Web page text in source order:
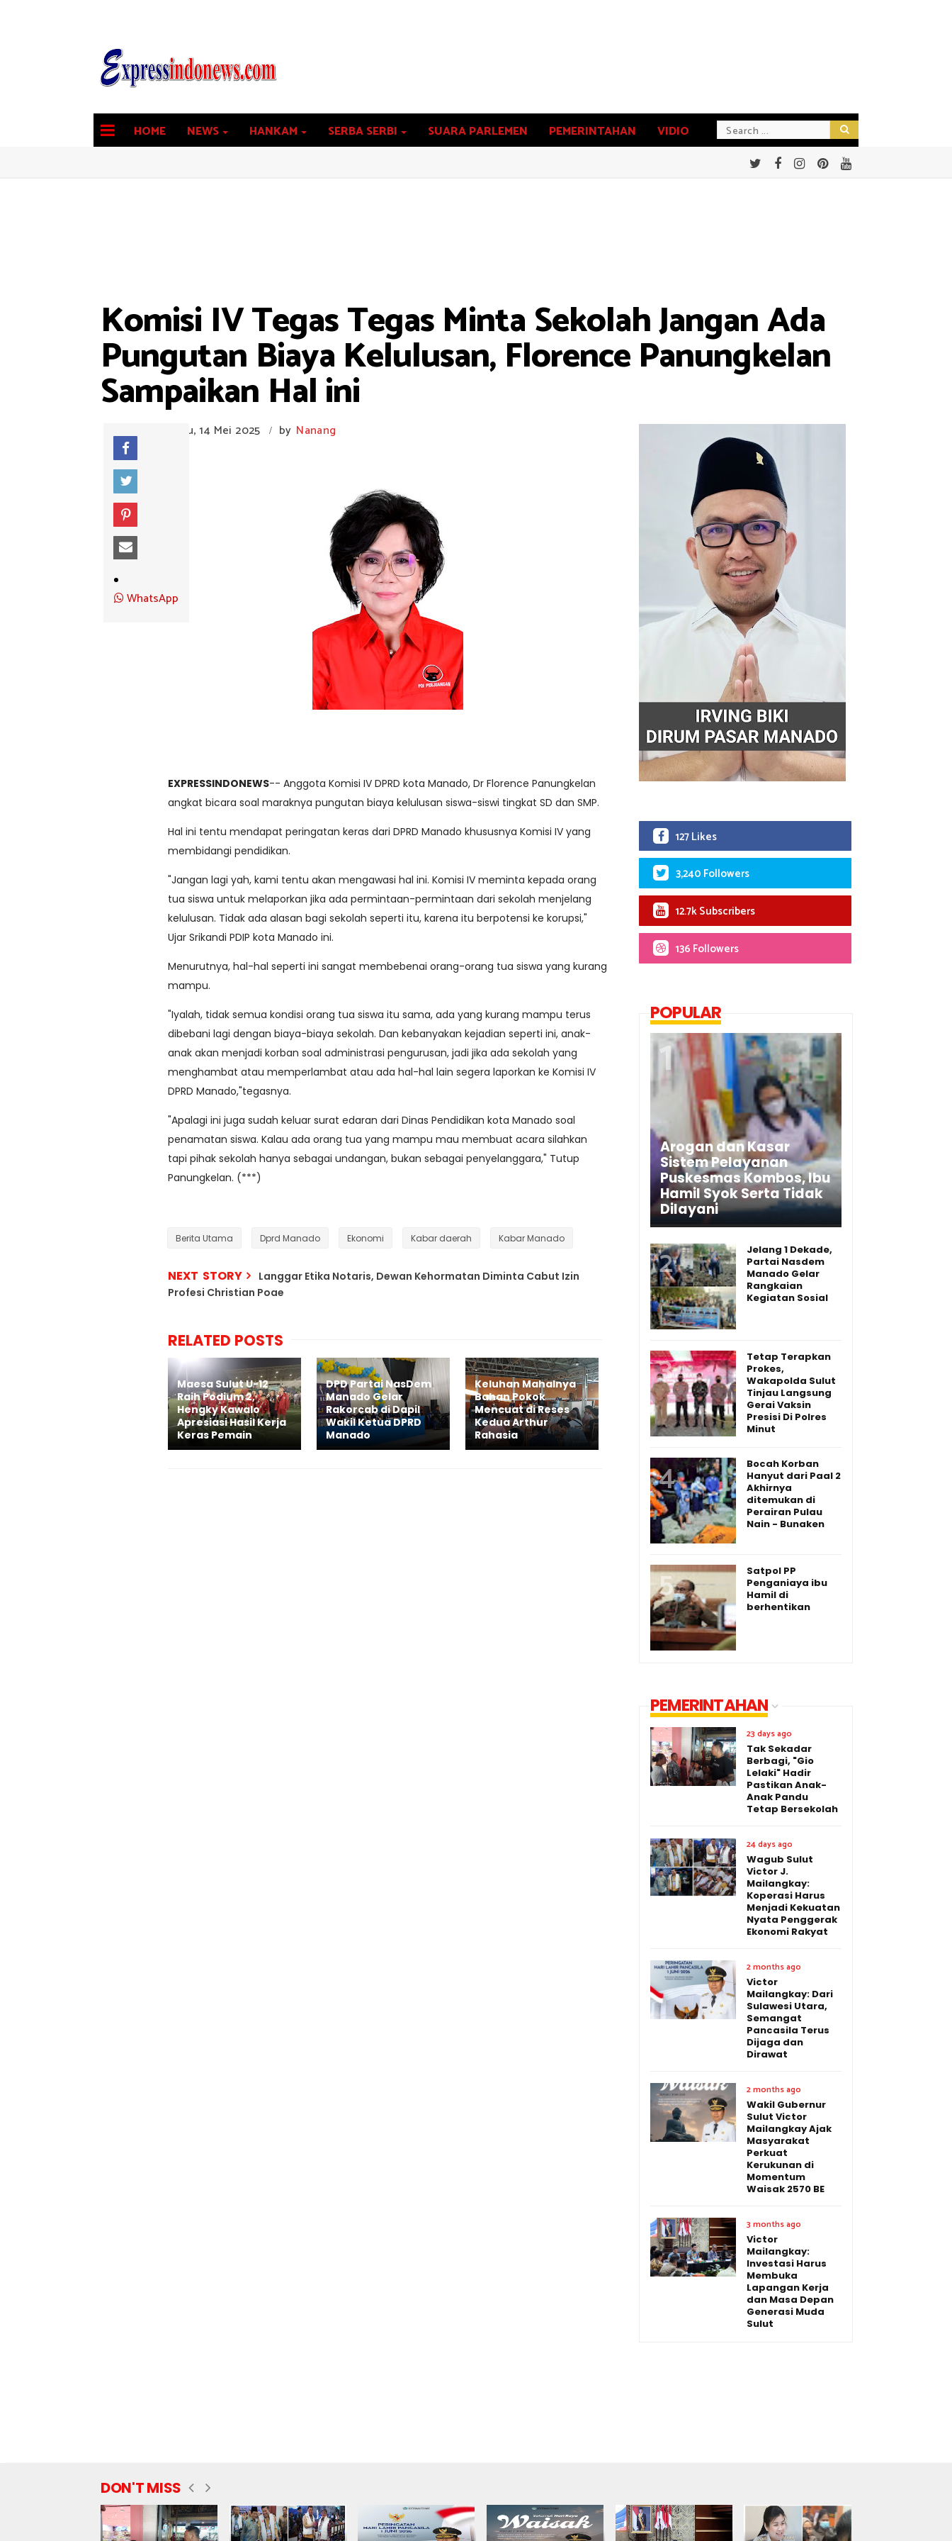
HOME NEWS HANKAM SERBA SERBI SUARA PARLEMEN PEMERINTAHAN VIDIO
Komisi IV Tegas Tegas Minta Sekolah Jangan Ada
Pungutan Biaya Kelulusan, Florence Panungkelan
Sampaikan Hal ini
Rabu, 14 Mei 2025 / by Nanang
WhatsApp
EXPRESSINDONEWS-- Anggota Komisi IV DPRD kota Manado, Dr Florence Panungkelan
angkat bicara soal maraknya pungutan biaya kelulusan siswa-siswi tingkat SD dan SMP.
Hal ini tentu mendapat peringatan keras dari DPRD Manado khususnya Komisi IV yang
membidangi pendidikan.
"Jangan lagi yah, kami tentu akan mengawasi hal ini. Komisi IV meminta kepada orang
tua siswa untuk melaporkan jika ada permintaan-permintaan dari sekolah menjelang
kelulusan. Tidak ada alasan bagi sekolah seperti itu, karena itu berpotensi ke korupsi,"
Ujar Srikandi PDIP kota Manado ini.
Menurutnya, hal-hal seperti ini sangat membebenai orang-orang tua siswa yang kurang
mampu.
"Iyalah, tidak semua kondisi orang tua siswa itu sama, ada yang kurang mampu terus
dibebani lagi dengan biaya-biaya sekolah. Dan kebanyakan kejadian seperti ini, anak-
anak akan menjadi korban soal administrasi pengurusan, jadi jika ada sekolah yang
menghambat atau memperlambat atau ada hal-hal lain segera laporkan ke Komisi IV
DPRD Manado,"tegasnya.
"Apalagi ini juga sudah keluar surat edaran dari Dinas Pendidikan kota Manado soal
penamatan siswa. Kalau ada orang tua yang mampu mau membuat acara silahkan
tapi pihak sekolah hanya sebagai undangan, bukan sebagai penyelanggara," Tutup
Panungkelan. (***)
Berita Utama Dprd Manado Ekonomi Kabar daerah Kabar Manado
NEXT STORY
Langgar Etika Notaris, Dewan Kehormatan Diminta Cabut Izin
Profesi Christian Poae
RELATED POSTS
Maesa Sulut U-12
Raih Podium 2,
Hengky Kawalo
Apresiasi Hasil Kerja
Keras Pemain
DPD Partai NasDem
Manado Gelar
Rakorcab di Dapil
Wakil Ketua DPRD
Manado
Keluhan Mahalnya
Bahan Pokok
Mencuat di Reses
Kedua Arthur
Rahasia
127 Likes
3,240 Followers
12.7k Subscribers
136 Followers
POPULAR
Arogan dan Kasar
Sistem Pelayanan
Puskesmas Kombos, Ibu
Hamil Syok Serta Tidak
Dilayani
Jelang 1 Dekade,
Partai Nasdem
Manado Gelar
Rangkaian
Kegiatan Sosial
Tetap Terapkan
Prokes,
Wakapolda Sulut
Tinjau Langsung
Gerai Vaksin
Presisi Di Polres
Minut
Bocah Korban
Hanyut dari Paal 2
Akhirnya
ditemukan di
Perairan Pulau
Nain - Bunaken
Satpol PP
Penganiaya ibu
Hamil di
berhentikan
PEMERINTAHAN
23 days ago
Tak Sekadar
Berbagi, "Gio
Lelaki" Hadir
Pastikan Anak-
Anak Pandu
Tetap Bersekolah
24 days ago
Wagub Sulut
Victor J.
Mailangkay:
Koperasi Harus
Menjadi Kekuatan
Nyata Penggerak
Ekonomi Rakyat
2 months ago
Victor
Mailangkay: Dari
Sulawesi Utara,
Semangat
Pancasila Terus
Dijaga dan
Dirawat
2 months ago
Wakil Gubernur
Sulut Victor
Mailangkay Ajak
Masyarakat
Perkuat
Kerukunan di
Momentum
Waisak 2570 BE
3 months ago
Victor
Mailangkay:
Investasi Harus
Membuka
Lapangan Kerja
dan Masa Depan
Generasi Muda
Sulut
DON'T MISS